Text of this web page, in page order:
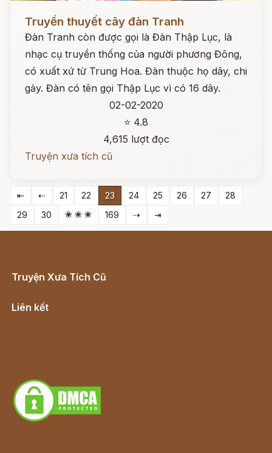
Đọc ngay
Truyền thuyết cây đàn Tranh
Đàn Tranh còn được gọi là Đàn Thập Lục, là
nhạc cụ truyền thống của người phương Đông,
có xuất xứ từ Trung Hoa. Đàn thuộc họ dây, chi
gảy. Đàn có tên gọi Thập Lục vì có 16 dây.
02-02-2020
⭐ 4.8
4,615 lượt đọc
Truyện xưa tích cũ
⇤ ⇠ 21 22 23 24 25 26 27
28
29
30 ❀ ❀ ❀ 169 ⇢ ⇥
Truyện Xưa Tích Cũ
Liên kết